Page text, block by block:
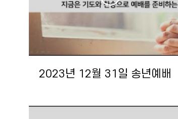
2023년 12월 31일 송년예배